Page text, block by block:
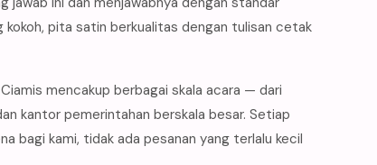
pita satin berkualitas dengan tulisan cetak
mencakup berbagai skala acara — dari
kantor pemerintahan berskala besar. Setiap
bagi kami, tidak ada pesanan yang terlalu kecil